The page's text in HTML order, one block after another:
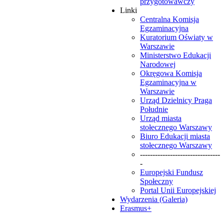
Linki
Centralna Komisja
Egzaminacyjna
Kuratorium Oświaty w
Warszawie
Ministerstwo Edukacji
Narodowej
Okręgowa Komisja
Egzaminacyjna w
Warszawie
Urząd Dzielnicy Praga
Południe
Urząd miasta
stołecznego Warszawy
Biuro Edukacji miasta
stołecznego Warszawy
--------------------------------
-
Europejski Fundusz
Społeczny
Portal Unii Europejskiej
Wydarzenia (Galeria)
Erasmus+